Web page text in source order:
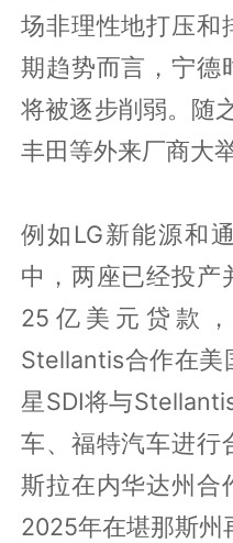
场非理性地打压和
期趋势而言，宁德
将被逐步削弱。随
丰田等外来厂商大
例如LG新能源和
中，两座已经投产
25亿美元贷款
Stellantis合作在美
星SDI将与
车、福特汽车进行
斯拉在内华达州合
2025年在堪那斯